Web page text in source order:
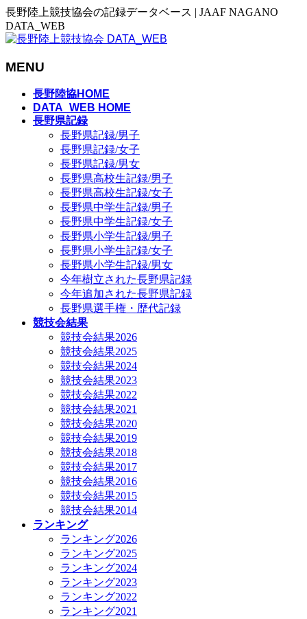
長野陸上競技協会の記録データベース | JAAF NAGANO
DATA_WEB
MENU
長野陸協HOME
DATA_WEB HOME
長野県記録
長野県記録/男子
長野県記録/女子
長野県記録/男女
長野県高校生記録/男子
長野県高校生記録/女子
長野県中学生記録/男子
長野県中学生記録/女子
長野県小学生記録/男子
長野県小学生記録/女子
長野県小学生記録/男女
今年樹立された長野県記録
今年追加された長野県記録
長野県選手権・歴代記録
競技会結果
競技会結果2026
競技会結果2025
競技会結果2024
競技会結果2023
競技会結果2022
競技会結果2021
競技会結果2020
競技会結果2019
競技会結果2018
競技会結果2017
競技会結果2016
競技会結果2015
競技会結果2014
ランキング
ランキング2026
ランキング2025
ランキング2024
ランキング2023
ランキング2022
ランキング2021